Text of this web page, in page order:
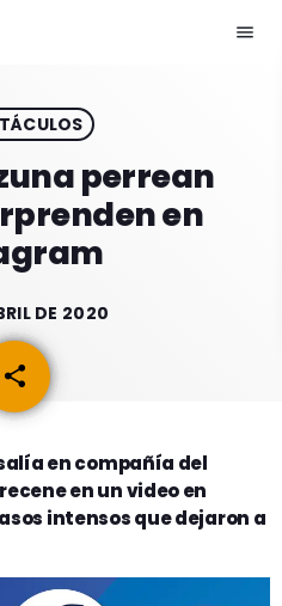
menu
perrean
en
DE 2020
share
email
en compañía del
en un video en
intensos que dejaron a